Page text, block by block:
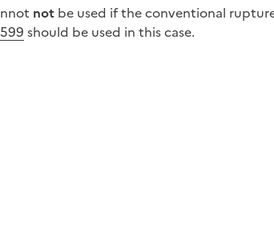
not be used if the conventional
should be used in this case.